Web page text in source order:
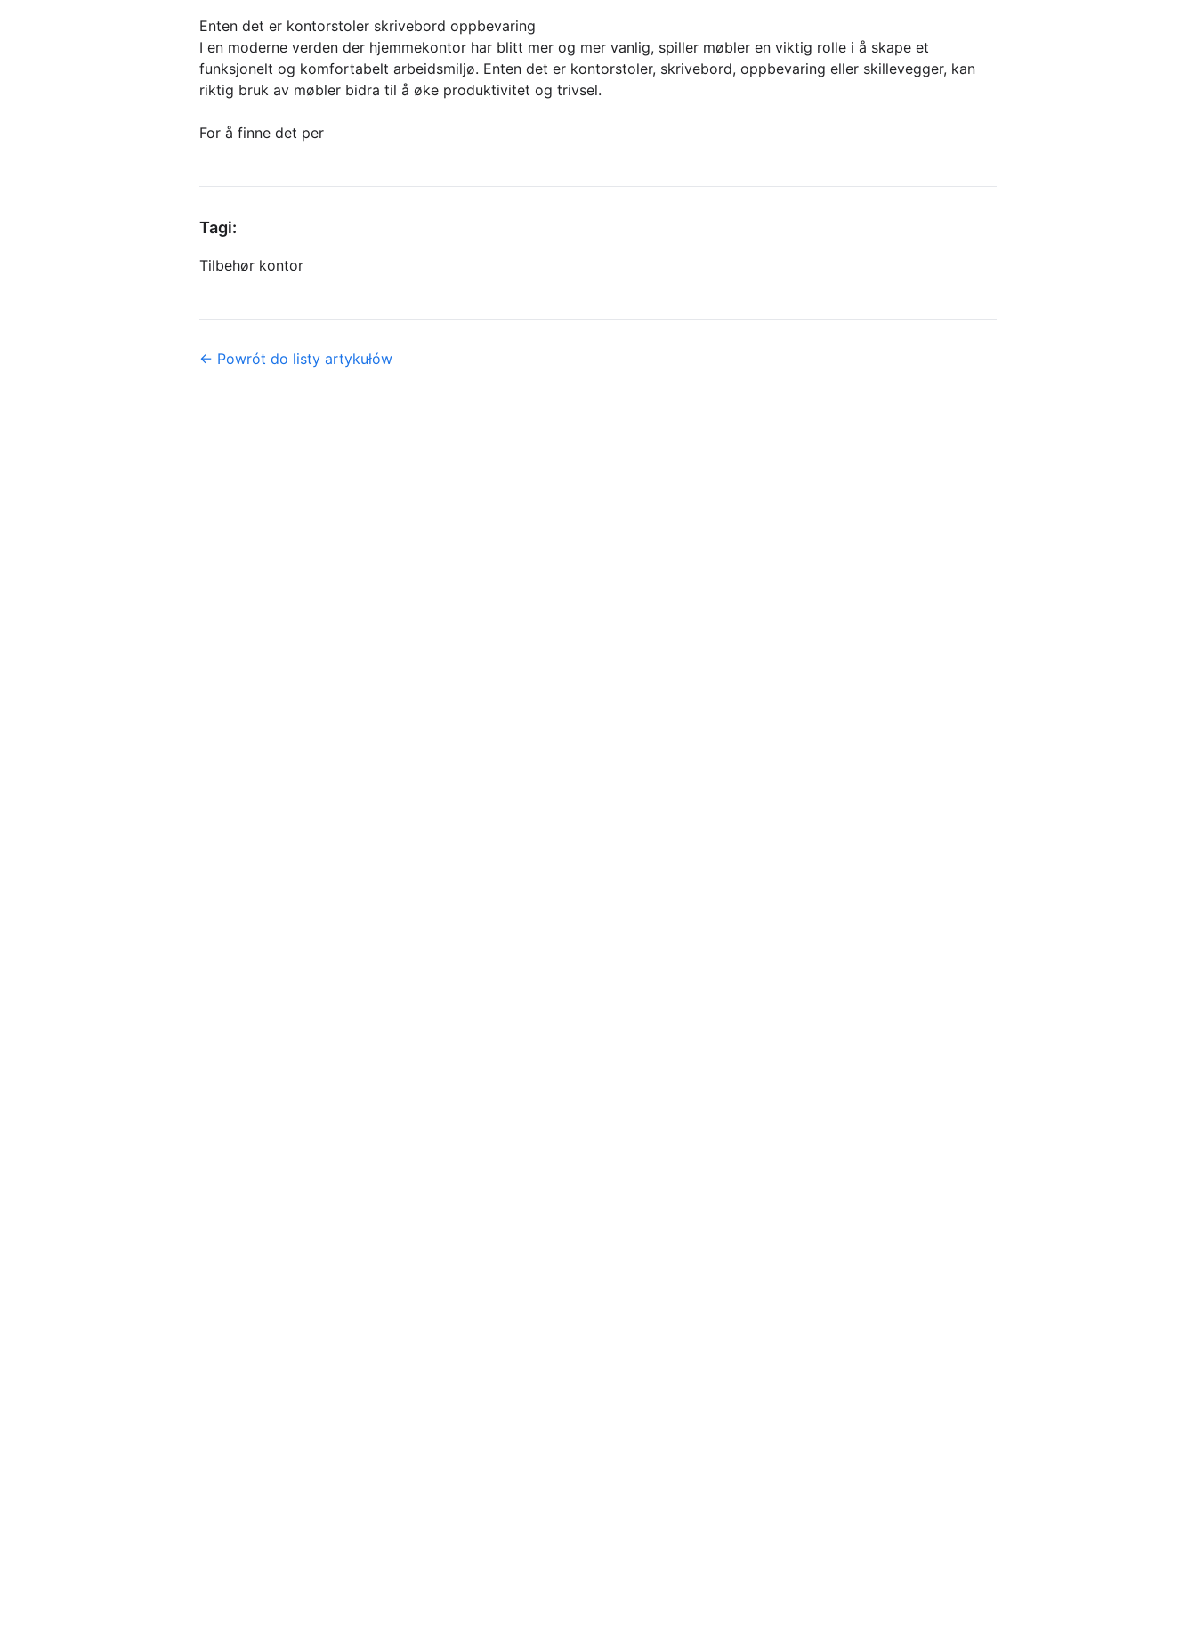
Enten det er kontorstoler skrivebord oppbevaring
I en moderne verden der hjemmekontor har blitt mer og mer vanlig, spiller møbler en viktig rolle i å skape et
funksjonelt og komfortabelt arbeidsmiljø. Enten det er kontorstoler, skrivebord, oppbevaring eller skillevegger, kan
riktig bruk av møbler bidra til å øke produktivitet og trivsel.
For å finne det per
Tagi:
Tilbehør kontor
← Powrót do listy artykułów